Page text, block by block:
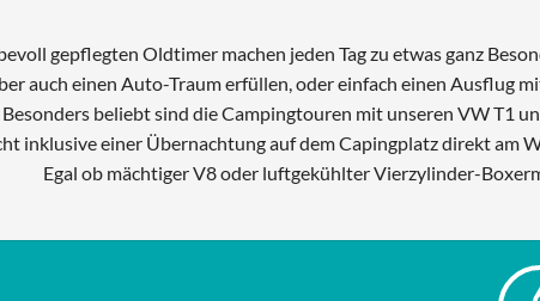
gepflegten Oldtimer machen jeden Tag zu etwas ganz
auch einen Auto-Traum erfüllen, oder einfach einen Ausflug
beliebt sind die Campingtouren mit unseren VW T1
inklusive einer Übernachtung auf dem Capingplatz direkt am
Egal ob mächtiger V8 oder luftgekühlter Vierzylinder-